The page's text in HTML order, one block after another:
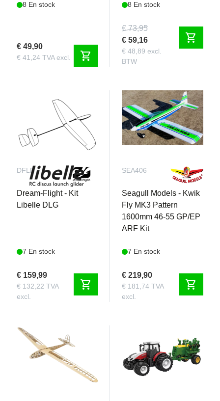
8 En stock
€ 49,90
€ 41,24 TVA excl. shopping_cart
8 En stock
€ 73,95
€ 59,16
€ 48,89 excl.
BTW
shopping_cart
DFLB
Dream-Flight - Kit
Libelle DLG
7 En stock
€ 159,99
€ 132,22 TVA
excl.
shopping_cart
SEA406
Seagull Models - Kwik
Fly MK3 Pattern
1600mm 46-55 GP/EP
ARF Kit
7 En stock
€ 219,90
€ 181,74 TVA
excl.
shopping_cart